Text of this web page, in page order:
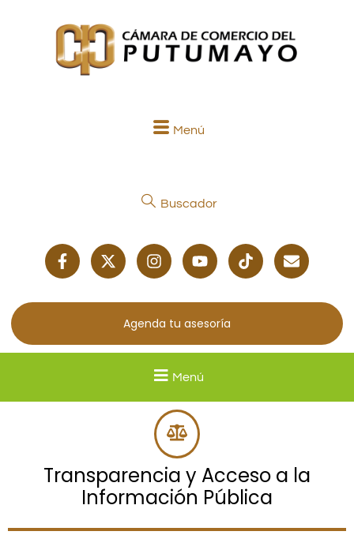
Menú
Buscador
Agenda tu asesoría
Menú
Transparencia y Acceso a la
Información Pública